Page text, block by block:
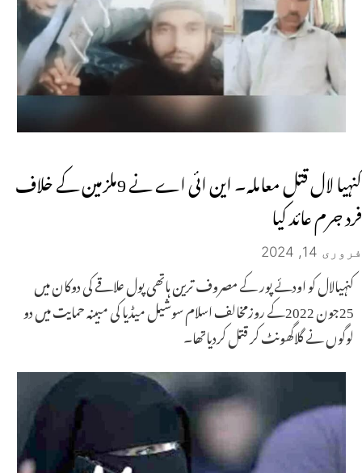
کنہیا لال قتل معاملہ۔ این ائی اے نے 9ملزمین کے خلاف
فرد جرم عائد کیا
فروری 14, 2024
کنہیالال کو اودئے پور کے مصروف ترین ہاتھی پول علاقے کی دوکان میں
25جون 2022کے روزمخالف اسلام سوشیل میڈیا کی مبینہ حمایت میں دو
لوگوں نے گلاگھونٹ کر قتل کردیاتھا۔